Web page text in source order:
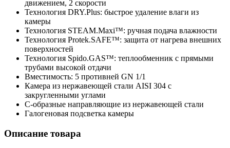
движением, 2 скорости
Технология DRY.Plus: быстрое удаление влаги из
камеры
Технология STEAM.Maxi™: ручная подача влажности
Технология Protek.SAFE™: защита от нагрева внешних
поверхностей
Технология Spido.GAS™: теплообменник с прямыми
трубами высокой отдачи
Вместимость: 5 противней GN 1/1
Камера из нержавеющей стали AISI 304 с
закругленными углами
C-образные направляющие из нержавеющей стали
Галогеновая подсветка камеры
Описание товара